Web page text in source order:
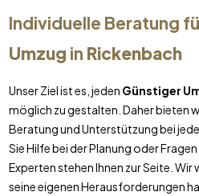
Individuelle Beratung
Umzug in Rickenbach
Unser Ziel ist es, jeden Günstiger
möglich zu gestalten. Daher bieten
Beratung und Unterstützung bei
Sie Hilfe bei der Planung oder
Experten stehen Ihnen zur Seite. Wir
seine eigenen Herausforderungen